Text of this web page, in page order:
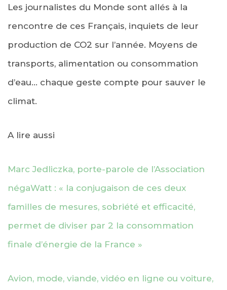
Les journalistes du Monde sont allés à la
rencontre de ces Français, inquiets de leur
production de CO2 sur l’année. Moyens de
transports, alimentation ou consommation
d’eau… chaque geste compte pour sauver le
climat.
A lire aussi
Marc Jedliczka, porte-parole de l’Association
négaWatt : « la conjugaison de ces deux
familles de mesures, sobriété et efficacité,
permet de diviser par 2 la consommation
finale d’énergie de la France »
Avion, mode, viande, vidéo en ligne ou voiture,